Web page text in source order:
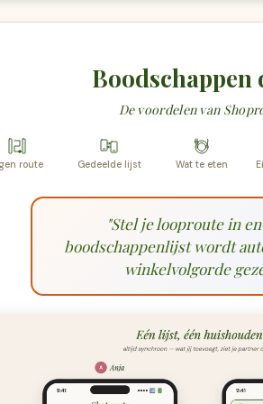
Boodschappen
De voordelen van
route Gedeelde lijst Wat te eten
"Stel je looproute in
boodschappenlijst wordt
winkelvolgorde